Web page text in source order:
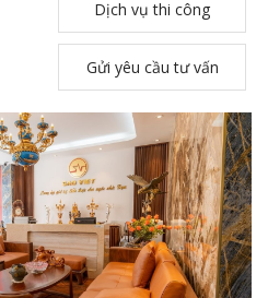
Dịch vụ thi công
Gửi yêu cầu tư vấn